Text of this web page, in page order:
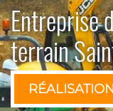
Entreprise
terrain